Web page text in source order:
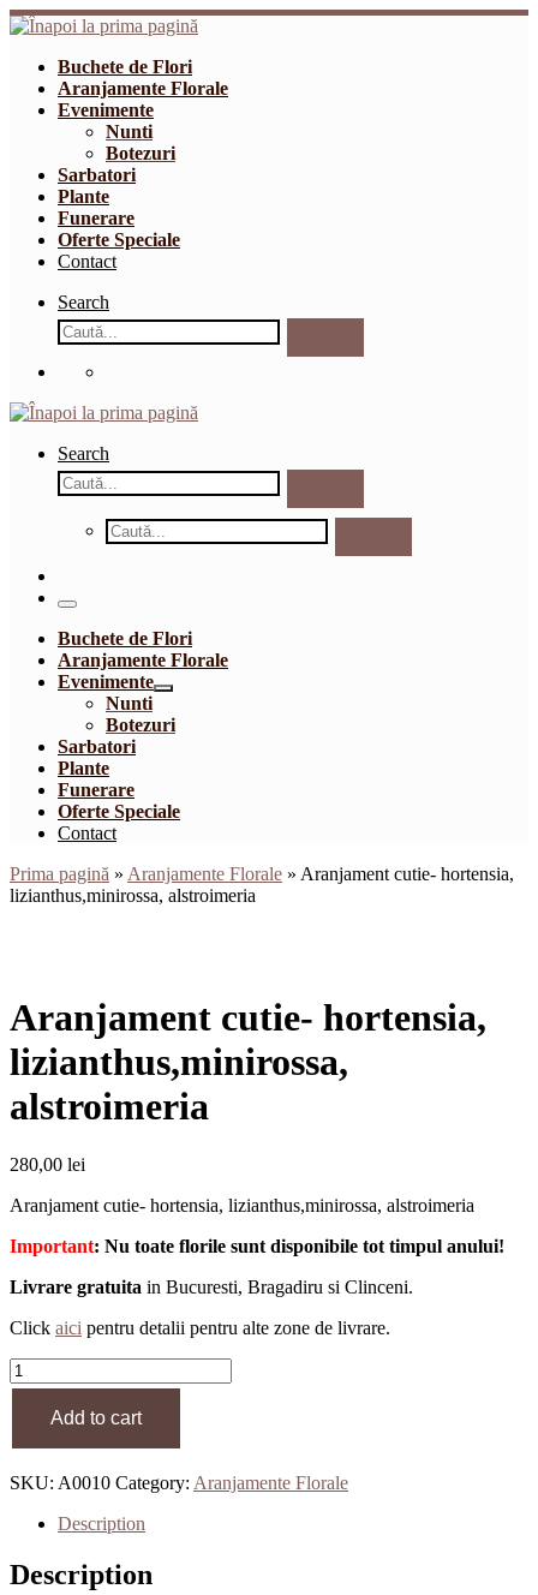
Sari
la
conținutBuchete de Flori
Aranjamente Florale
Evenimente
Nunti
Botezuri
Sarbatori
Plante
Funerare
Oferte Speciale
Contact
Search
Căutare
Search
Căutare
Căutare
Meniu
Buchete de Flori
Aranjamente Florale
Evenimente
Nunti
Botezuri
Sarbatori
Plante
Funerare
Oferte Speciale
Contact
Prima pagină » Aranjamente Florale » Aranjament cutie- hortensia,
lizianthus,minirossa, alstroimeria
Aranjament cutie- hortensia,
lizianthus,minirossa,
alstroimeria
280,00 lei
Aranjament cutie- hortensia, lizianthus,minirossa, alstroimeria
Important: Nu toate florile sunt disponibile tot timpul anului!
Livrare gratuita in Bucuresti, Bragadiru si Clinceni.
Click aici pentru detalii pentru alte zone de livrare.
Aranjament
cutie-
hortensia,
alstroimeria
quantity
Add to cart
SKU: A0010 Category: Aranjamente Florale
Description
Description